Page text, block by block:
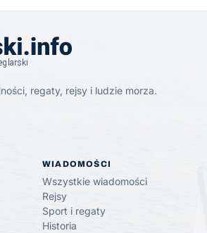
regaty, rejsy i ludzie morza.
WIADOMOŚCI
Wszystkie wiadomości
Rejsy
Sport i regaty
Historia